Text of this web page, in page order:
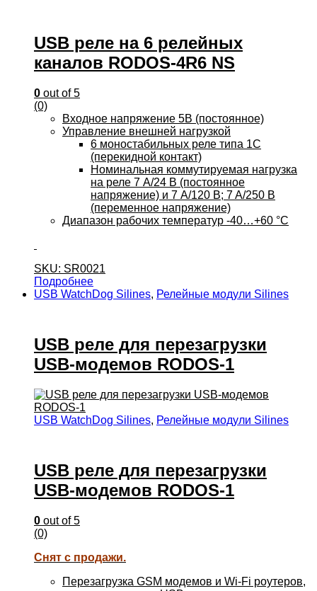
USB реле на 6 релейных
каналов RODOS-4R6 NS
0 out of 5
(0)
Входное напряжение 5В (постоянное)
Управление внешней нагрузкой
6 моностабильных реле типа 1C
(перекидной контакт)
Номинальная коммутируемая нагрузка
на реле 7 А/24 B (постоянное
напряжение) и 7 A/120 B; 7 A/250 B
(переменное напряжение)
Диапазон рабочих температур -40…+60 °C
SKU: SR0021
Подробнее
USB WatchDog Silines, Релейные модули Silines
USB реле для перезагрузки
USB-модемов RODOS-1
USB WatchDog Silines, Релейные модули Silines
USB реле для перезагрузки
USB-модемов RODOS-1
0 out of 5
(0)
Снят с продажи.
Перезагрузка GSM модемов и Wi-Fi роутеров,